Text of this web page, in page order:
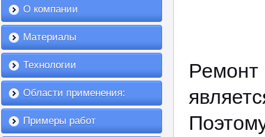
О компании
Материалы
Технологии
Области применения:
Примеры работ